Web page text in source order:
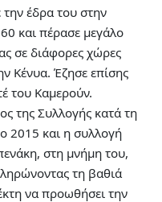
έδρα του στην
και πέρασε μεγάλο
σε διάφορες χώρες
Κένυα. Έζησε επίσης
του Καμερούν.
της Συλλογής κατά τη
2015 και η συλλογή
στη μνήμη του,
τη βαθιά
να προωθήσει την